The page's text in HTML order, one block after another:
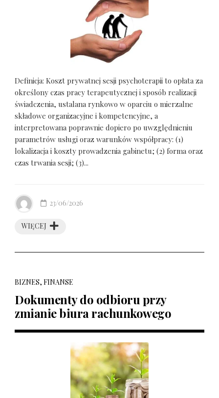
Definicja: Koszt prywatnej sesji psychoterapii to opłata za
określony czas pracy terapeutycznej i sposób realizacji
świadczenia, ustalana rynkowo w oparciu o mierzalne
składowe organizacyjne i kompetencyjne, a
interpretowana poprawnie dopiero po uwzględnieniu
parametrów usługi oraz warunków współpracy: (1)
lokalizacja i koszty prowadzenia gabinetu; (2) forma oraz
czas trwania sesji; (3)...
WIĘCEJ
23/06/2026
BIZNES, FINANSE
Dokumenty do odbioru przy
zmianie biura rachunkowego